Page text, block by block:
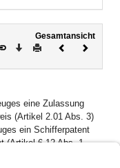
Gesamtansicht
Download
DruckenVorheriges
eine Zulassung
(Artikel 2.01 Abs. 3)
ein Schifferpatent
(Artikel 6.12 Abs. 1
entsprechenden